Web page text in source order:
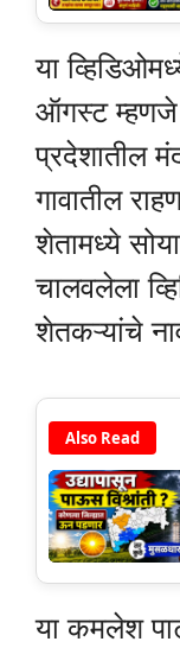
या
ऑगस्ट म्हणजे
प्रदेशातील
गावातील
शेतामध्ये
चालवलेला
शेतकऱ्यांचे
Also Read
या कमलेश